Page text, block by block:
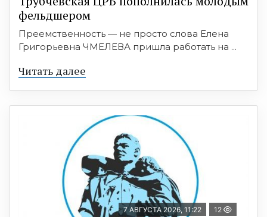
фельдшером
Преемственность — не просто слова Елена
Григорьевна ЧМЕЛЕВА пришла работать на ...
Читать далее
7 АВГУСТА 2026, 11:22 12